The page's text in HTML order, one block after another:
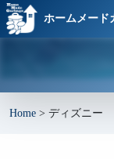
ホームメード
Home > ディズニー